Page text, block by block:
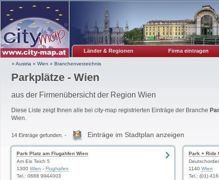
Länder & Regionen Firma eintragen
» Austria » Wien » Branchenverzeichnis
Parkplätze - Wien
aus der Firmenübersicht der Region Wien
Diese Liste zeigt Ihnen alle bei city-map registrierten Einträge der Branche
Wien.
14 Einträge gefunden. - Einträge im Stadtplan anzeigen
Park Platz am Flugahfen Wien
Am Eis Teich 5
1300 Wien - Flughafen
Tel.: 0688 9944003
Park + Ride
1140 Wien
Tel.: (01)